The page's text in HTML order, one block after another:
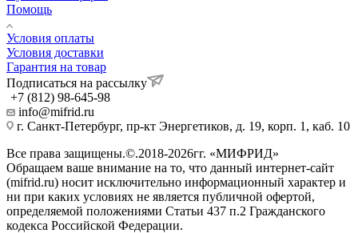
Помощь
Условия оплаты
Условия доставки
Гарантия на товар
Подписаться на рассылку
+7 (812) 98-645-98
info@mifrid.ru
г. Санкт-Петербург, пр-кт Энергетиков, д. 19, корп. 1, каб. 10
Все права защищены.©.2018-2026гг. «МИФРИД»
Обращаем ваше внимание на то, что данный интернет-сайт
(mifrid.ru) носит исключительно информационный характер и
ни при каких условиях не является публичной офертой,
определяемой положениями Статьи 437 п.2 Гражданского
кодекса Российской Федерации.